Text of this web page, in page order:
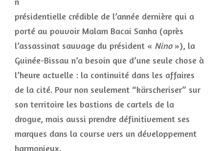
présidentielle crédible de l’année dernière qui a
porté au pouvoir Malam Bacai Sanha (après
l’assassinat sauvage du président « Nino»), la
Guinée-Bissau n’a besoin que d’une seule chose à
l’heure actuelle : la continuité dans les affaires
de la cité. Pour non seulement “kärscheriser” sur
son territoire les bastions de cartels de la
drogue, mais aussi prendre définitivement ses
marques dans la course vers un développement
harmonieux.